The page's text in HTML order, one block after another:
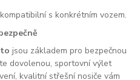
s konkrétním vozem.
jsou základem pro bezpečnou
dovolenou, sportovní výlet
kvalitní střešní nosiče vám